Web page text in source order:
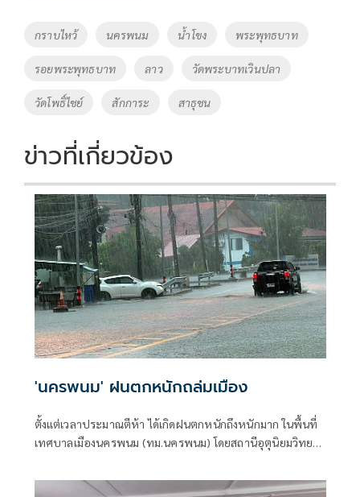
o
k
Li
Tags
กราบไหว้ นครพนม น้ำโขง พระพุทธบาท
รอยพระพุทธบาท ลาว วัดพระบาทเวินปลา
วัดโพธิ์ไชย์ สักการะ สาธุชน
ข่าวที่เกี่ยวข้อง
'นครพนม' ฝนตกหนักถล่มเมือง
ตั้งแต่เวลาประมาณตีห้า ได้เกิดฝนตกหนักถึงหนักมาก ในพื้นที่
เทศบาลเมืองนครพนม (ทม.นครพนม) โดยสถานีอุตุนิยมวิทยา